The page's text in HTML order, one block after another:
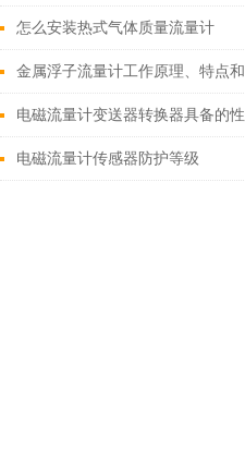
怎么安装热式气体质量流量计
金属浮子流量计工作原理、特点和
用途
电磁流量计变送器转换器具备的性
能有哪些
电磁流量计传感器防护等级